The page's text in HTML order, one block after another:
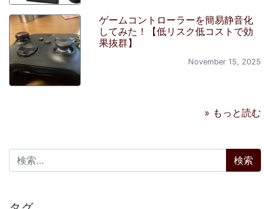
ゲームコントローラーを簡易静音化
してみた！【低リスク低コストで効
果抜群】
November 15, 2025
» もっと読む
検索: